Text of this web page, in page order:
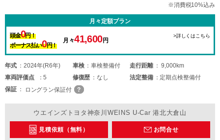
※消費税10%込み
月々定額プラン
頭金0円！
ボーナス払い0円！
月々41,600円
>詳しくはこちら
年式 2024年(R6年) 車検 車検整備付 走行距離
9,000km
車両評価点 5 修復歴 なし 法定整備
定期点検整備付
保証
ロングラン保証付
ウエインズトヨタ神奈川WEINS U-Car 港北大倉山
見積依頼（無料） お問合せ